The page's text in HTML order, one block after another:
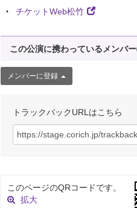
チケットWeb松竹
この公演に携わっているメンバー
メンバーに登録
トラックバックURLはこちら
このページのQRコードです。
拡大